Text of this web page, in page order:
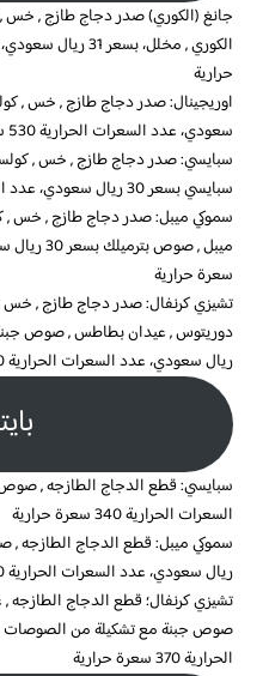
جانغ (الكوري) صدر دجاج طازج ,
حرارية
سعودي، عدد السعرات الحرارية 530 سعرة حرارية
سبايسي: صدر دجاج طازج , خس ,
سبايسي بسعر 30 ريال سعودي، عدد السعرات الحرارية 550 سعرة حرارية
سموكي ميبل: صدر دجاج طازج ,
سعرة حرارية
تشيزي كرنفال: صدر دجاج طازج ,
ريال سعودي، عدد السعرات الحرارية 580 سعرة حرارية
السعرات الحرارية 340 سعرة حرارية
ريال سعودي، عدد السعرات الحرارية 350 سعرة حرارية
تشيزي كرنفال؛ قطع الدجاج
الحرارية 370 سعرة حرارية